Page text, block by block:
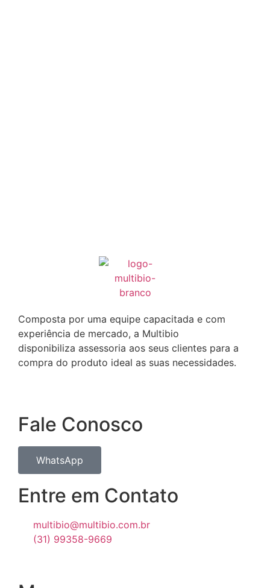
Composta por uma equipe capacitada e com
experiência de mercado, a Multibio
disponibiliza assessoria aos seus clientes para a
compra do produto ideal as suas necessidades.
Fale Conosco
WhatsApp
Entre em Contato
multibio@multibio.com.br
(31) 99358-9669